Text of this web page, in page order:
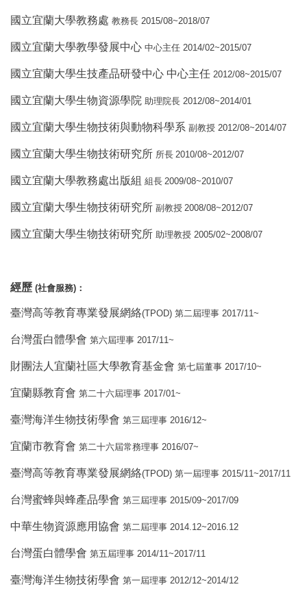
國立宜蘭大學教務處 教務長 2015/08~2018/07
國立宜蘭大學教學發展中心 中心主任 2014/02~2015/07
國立宜蘭大學生技產品研發中心 中心主任 2012/08~2015/07
國立宜蘭大學生物資源學院 助理院長 2012/08~2014/01
國立宜蘭大學生物技術與動物科學系 副教授 2012/08~2014/07
國立宜蘭大學生物技術研究所 所長 2010/08~2012/07
國立宜蘭大學教務處出版組 組長 2009/08~2010/07
國立宜蘭大學生物技術研究所 副教授 2008/08~2012/07
國立宜蘭大學生物技術研究所 助理教授 2005/02~2008/07
經歷 (社會服務) ：
臺灣高等教育專業發展網絡(TPOD) 第二屆理事 2017/11~
台灣蛋白體學會 第六屆理事 2017/11~
財團法人宜蘭社區大學教育基金會 第七屆董事 2017/10~
宜蘭縣教育會 第二十六屆理事 2017/01~
臺灣海洋生物技術學會 第三屆理事 2016/12~
宜蘭市教育會 第二十六屆常務理事 2016/07~
臺灣高等教育專業發展網絡(TPOD) 第一屆理事 2015/11~2017/11
台灣蜜蜂與蜂產品學會 第三屆理事 2015/09~2017/09
中華生物資源應用協會 第二屆理事 2014.12~2016.12
台灣蛋白體學會 第五屆理事 2014/11~2017/11
臺灣海洋生物技術學會 第一屆理事 2012/12~2014/12